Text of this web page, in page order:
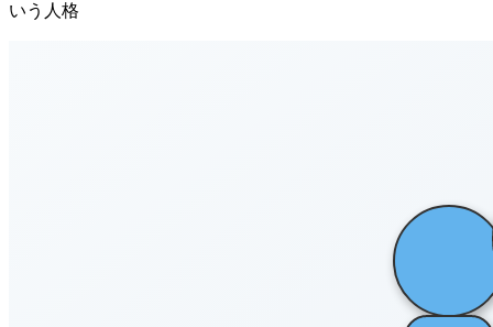
いう人格